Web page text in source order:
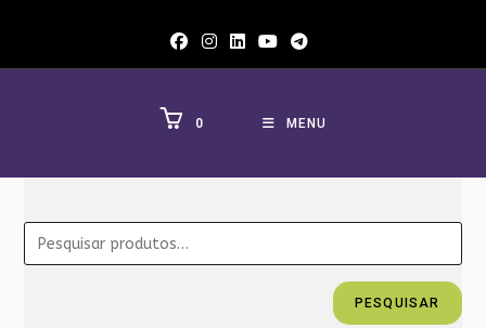
0 MENU
PESQUISAR